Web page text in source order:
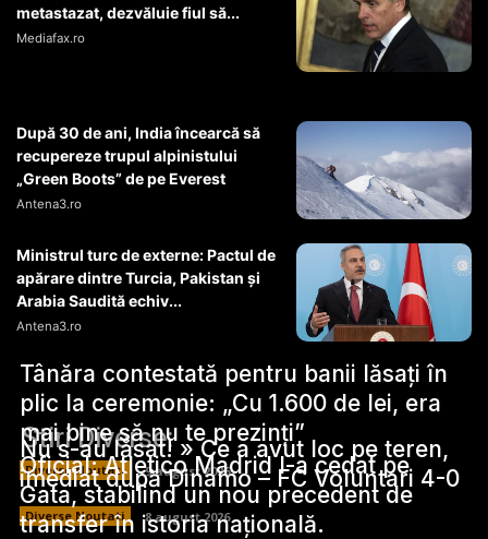
metastazat, dezvăluie fiul să...
Mediafax.ro
După 30 de ani, India încearcă să
recupereze trupul alpinistului
„Green Boots” de pe Everest
Antena3.ro
Ministrul turc de externe: Pactul de
apărare dintre Turcia, Pakistan şi
Arabia Saudită echiv...
Antena3.ro
Stiri Diverse:
Tânăra contestată pentru banii lăsați în
plic la ceremonie: „Cu 1.600 de lei, era
mai bine să nu te prezinți”
Diverse Noutati 9 august 2026
Nu s-au lăsat! » Ce a avut loc pe teren,
imediat după Dinamo – FC Voluntari 4-0
Diverse Noutati 8 august 2026
Oficial: Atletico Madrid l-a cedat pe
Gata, stabilind un nou precedent de
transfer în istoria națională.